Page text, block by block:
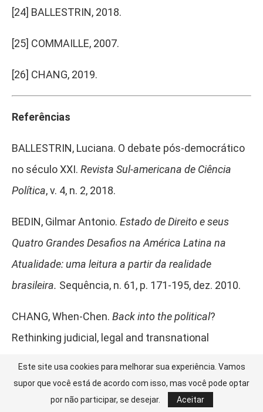
[24] BALLESTRIN, 2018.
[25] COMMAILLE, 2007.
[26] CHANG, 2019.
Referências
BALLESTRIN, Luciana. O debate pós-democrático
no século XXI. Revista Sul-americana de Ciência
Política, v. 4, n. 2, 2018.
BEDIN, Gilmar Antonio. Estado de Direito e seus
Quatro Grandes Desafios na América Latina na
Atualidade: uma leitura a partir da realidade
brasileira. Sequência, n. 61, p. 171-195, dez. 2010.
CHANG, When-Chen. Back into the political?
Rethinking judicial, legal and transnational
COMMAILLE, Jacques. La justice entre
Este site usa cookies para melhorar sua experiência. Vamos
supor que você está de acordo com isso, mas você pode optar
por não participar, se desejar.
Aceitar